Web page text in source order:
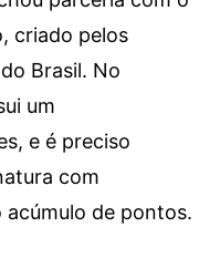
criado pelos
Brasil. No
um
e é preciso
com
acúmulo de pontos.